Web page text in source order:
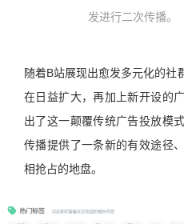
发进行二次传播。
随着B站展现出愈发多元化的社
在日益扩大，再加上新开设的
出了这一颠覆传统广告投放模
传播提供了一条新的有效途径
相抢占的地盘。